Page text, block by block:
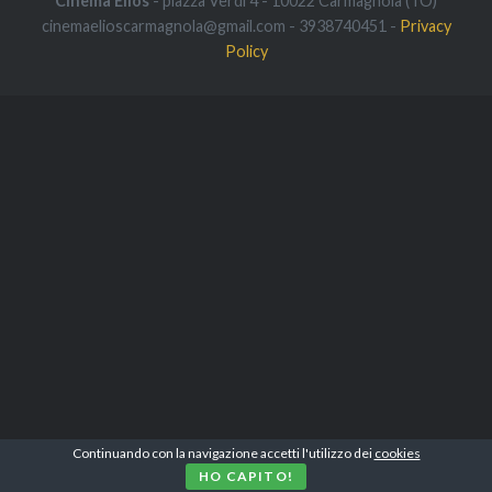
cinemaelioscarmagnola@gmail.com - 3938740451 - Privacy
Policy
Continuando con la navigazione accetti l'utilizzo dei cookies
HO CAPITO!